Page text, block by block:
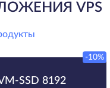
VPS
SSD 8192
-10%